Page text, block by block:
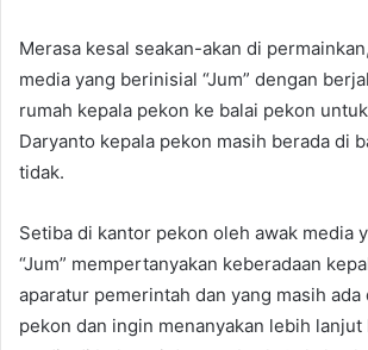
Merasa kesal seakan-akan di
media yang berinisial “Jum” dengan
rumah kepala pekon ke balai pekon
Daryanto kepala pekon masih berada di
tidak.
Setiba di kantor pekon oleh awak media
“Jum” mempertanyakan keberadaan
aparatur pemerintah dan yang masih
pekon dan ingin menanyakan lebih lanjut